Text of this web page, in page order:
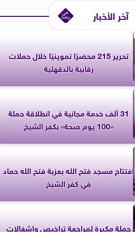
آخر الأخبار
تحرير 215 محضرًا تموينيًا خلال حملات
رقابية بالدقهلية
31 ألف خدمة مجانية في انطلاقة حملة
«100 يوم صحة» بكفر الشيخ
افتتاح مسجد فتح الله بعزبة فتح الله حماد
في كفر الشيخ
حملة مكبرة لمراجعة تراخيص وإشغالات